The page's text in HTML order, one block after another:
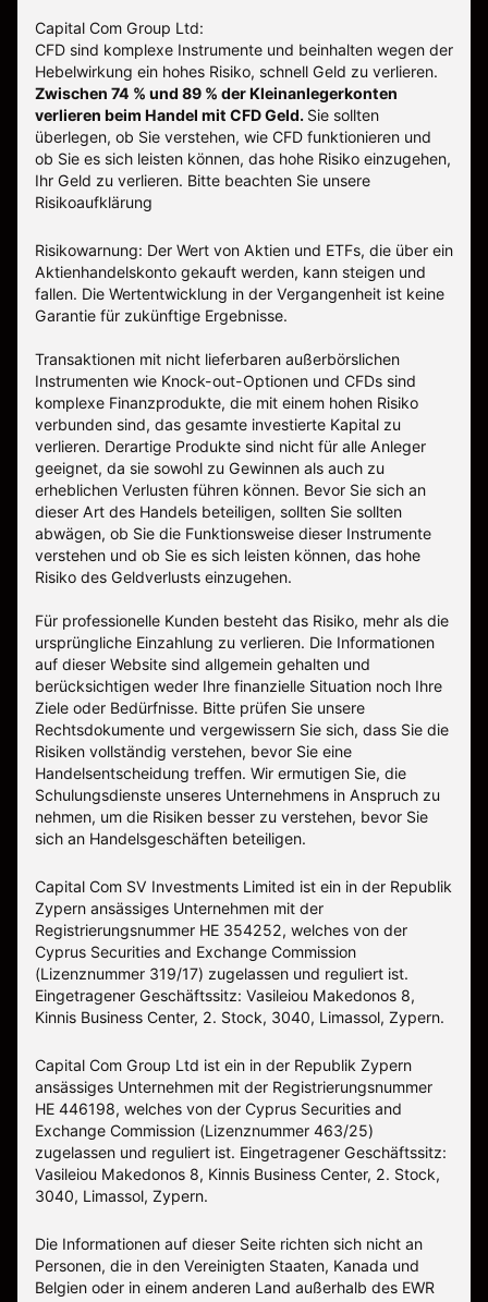
Capital Com Group Ltd:
CFD sind komplexe Instrumente und beinhalten wegen der
Hebelwirkung ein hohes Risiko, schnell Geld zu verlieren.
Zwischen 74 % und 89 % der Kleinanlegerkonten
verlieren beim Handel mit CFD Geld. Sie sollten
überlegen, ob Sie verstehen, wie CFD funktionieren und
ob Sie es sich leisten können, das hohe Risiko einzugehen,
Ihr Geld zu verlieren. Bitte beachten Sie unsere
Risikoaufklärung
Risikowarnung: Der Wert von Aktien und ETFs, die über ein
Aktienhandelskonto gekauft werden, kann steigen und
fallen. Die Wertentwicklung in der Vergangenheit ist keine
Garantie für zukünftige Ergebnisse.
Transaktionen mit nicht lieferbaren außerbörslichen
Instrumenten wie Knock-out-Optionen und CFDs sind
komplexe Finanzprodukte, die mit einem hohen Risiko
verbunden sind, das gesamte investierte Kapital zu
verlieren. Derartige Produkte sind nicht für alle Anleger
geeignet, da sie sowohl zu Gewinnen als auch zu
erheblichen Verlusten führen können. Bevor Sie sich an
dieser Art des Handels beteiligen, sollten Sie sollten
abwägen, ob Sie die Funktionsweise dieser Instrumente
verstehen und ob Sie es sich leisten können, das hohe
Risiko des Geldverlusts einzugehen.
Für professionelle Kunden besteht das Risiko, mehr als die
ursprüngliche Einzahlung zu verlieren. Die Informationen
auf dieser Website sind allgemein gehalten und
berücksichtigen weder Ihre finanzielle Situation noch Ihre
Ziele oder Bedürfnisse. Bitte prüfen Sie unsere
Rechtsdokumente und vergewissern Sie sich, dass Sie die
Risiken vollständig verstehen, bevor Sie eine
Handelsentscheidung treffen. Wir ermutigen Sie, die
Schulungsdienste unseres Unternehmens in Anspruch zu
nehmen, um die Risiken besser zu verstehen, bevor Sie
sich an Handelsgeschäften beteiligen.
Capital Com SV Investments Limited ist ein in der Republik
Zypern ansässiges Unternehmen mit der
Registrierungsnummer HE 354252, welches von der
Cyprus Securities and Exchange Commission
(Lizenznummer 319/17) zugelassen und reguliert ist.
Eingetragener Geschäftssitz: Vasileiou Makedonos 8,
Kinnis Business Center, 2. Stock, 3040, Limassol, Zypern.
Capital Com Group Ltd ist ein in der Republik Zypern
ansässiges Unternehmen mit der Registrierungsnummer
ΗΕ 446198, welches von der Cyprus Securities and
Exchange Commission (Lizenznummer 463/25)
zugelassen und reguliert ist. Eingetragener Geschäftssitz:
Vasileiou Makedonos 8, Kinnis Business Center, 2. Stock,
3040, Limassol, Zypern.
Die Informationen auf dieser Seite richten sich nicht an
Personen, die in den Vereinigten Staaten, Kanada und
Belgien oder in einem anderen Land außerhalb des EWR